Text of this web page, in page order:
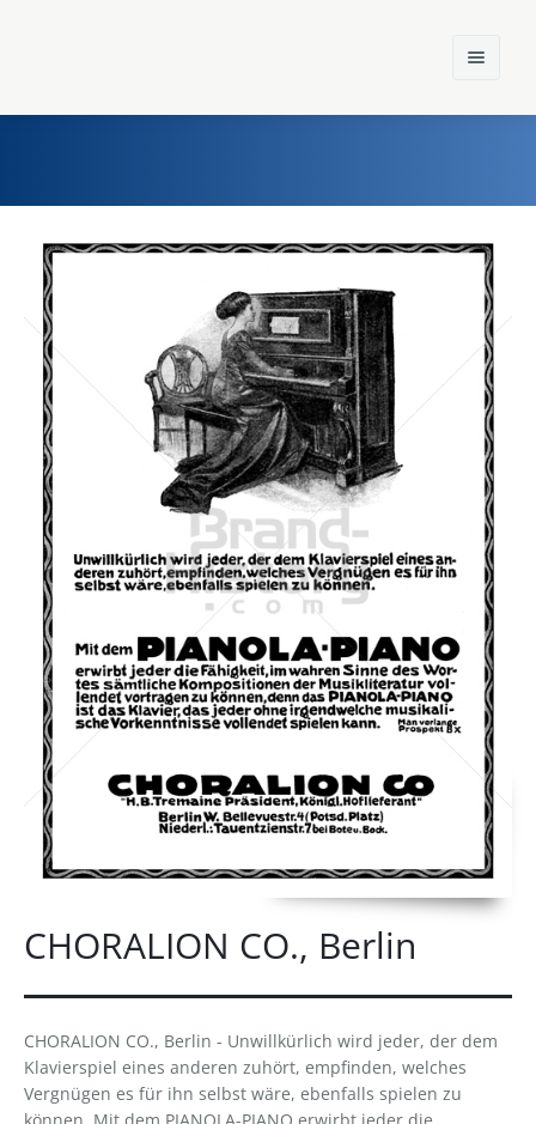
Einst und Heute
Marken
Konzerne
Epoche
CHORALION CO., Berlin
CHORALION CO., Berlin - Unwillkürlich wird jeder, der dem
Klavierspiel eines anderen zuhört, empfinden, welches
Vergnügen es für ihn selbst wäre, ebenfalls spielen zu